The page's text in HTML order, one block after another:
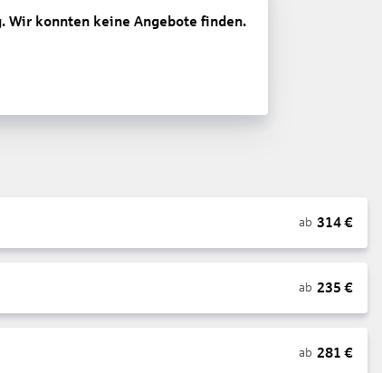
Wir konnten keine Angebote finden.
ab 314€
ab 235 €
ab 281 €